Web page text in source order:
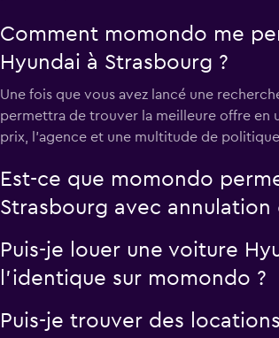
DRIVALIA
Comment momondo me
Hyundai à Strasbourg ?
Une fois que vous avez lancé une
permettra de trouver la meilleure offre en
prix, l'agence et une multitude de
Est-ce que momondo
Strasbourg avec annulation
Puis-je louer une voiture
l'identique sur momondo ?
Puis-je trouver des